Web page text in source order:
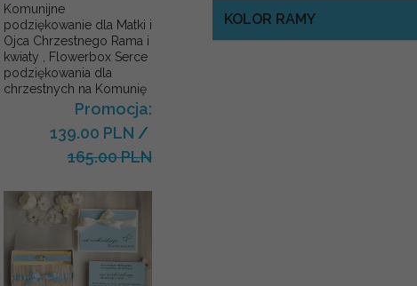
Komunijne
podziękowanie dla Matki i
Ojca Chrzestnego Rama i
kwiaty , Flowerbox Serce
podziękowania dla
chrzestnych na Komunię
Promocja:
139.00 PLN /
165.00 PLN
KOLOR RAMY